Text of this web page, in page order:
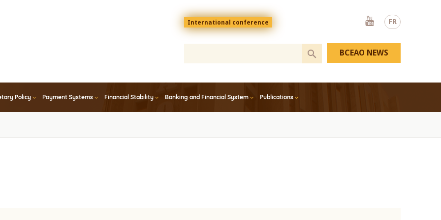
FR
Menu
top
En
International conference
Youtube
Policy Payment Systems Financial Stability Banking and Financial System Publications
BCEAO NEWS